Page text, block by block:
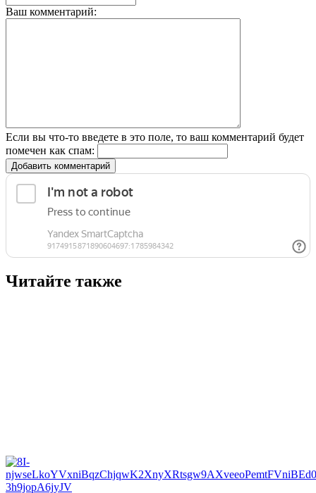
Ваш комментарий:
Если вы что-то введете в это поле, то ваш комментарий будет
помечен как спам:
Добавить комментарий
Читайте также